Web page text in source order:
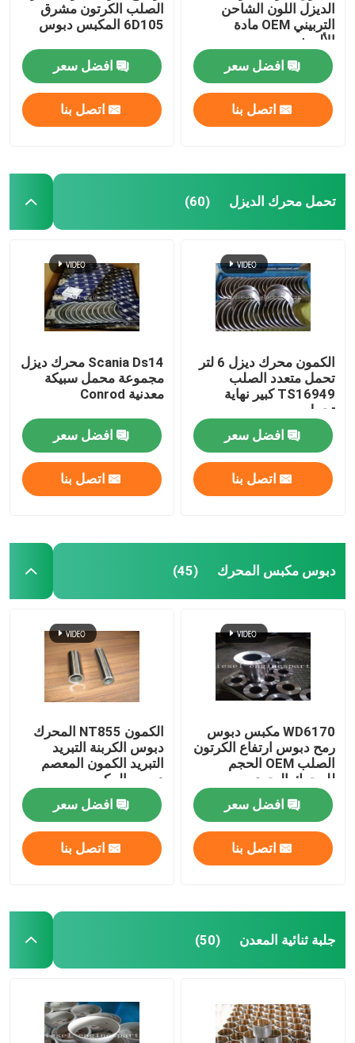
الديزل اللون الشاحن
التربيني OEM مادة
الألومنيوم
افضل سعر
اتصل بنا
الصلب الكرتون مشرق
6D105 المكبس دبوس
افضل سعر
اتصل بنا
تحمل محرك الديزل (60)
الكمون محرك ديزل 6 لتر
تحمل متعدد الصلب
TS16949 كبير نهاية
تحمل
افضل سعر
اتصل بنا
Scania Ds14 محرك ديزل
مجموعة محمل سبيكة
معدنية Conrod
افضل سعر
اتصل بنا
دبوس مكبس المحرك (45)
WD6170 مكبس دبوس
رمح دبوس ارتفاع الكرتون
الصلب OEM الحجم
للمحرك البحري
افضل سعر
اتصل بنا
الكمون NT855 المحرك
دبوس الكربنة التبريد
التبريد الكمون المعصم
دبوس المكبس
افضل سعر
اتصل بنا
جلبة ثنائية المعدن (50)